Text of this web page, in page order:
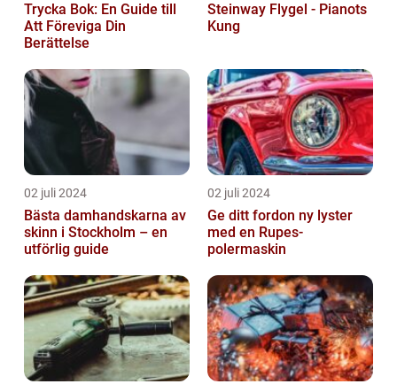
Trycka Bok: En Guide till
Att Föreviga Din
Berättelse
Steinway Flygel - Pianots
Kung
02 juli 2024
Bästa damhandskarna av
skinn i Stockholm – en
utförlig guide
02 juli 2024
Ge ditt fordon ny lyster
med en Rupes-
polermaskin